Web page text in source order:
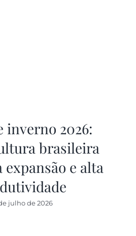
inverno 2026:
brasileira
expansão e alta
julho de 2026